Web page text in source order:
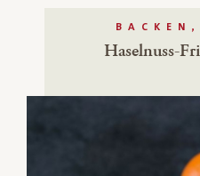
BACKEN,
Haselnuss-